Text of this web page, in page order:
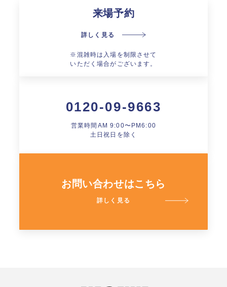
来場予約
詳しく見る
※混雑時は入場を制限させて
いただく場合がございます。
0120-09-9663
営業時間AM 9:00〜PM6:00
土日祝日を除く
お問い合わせはこちら
詳しく見る